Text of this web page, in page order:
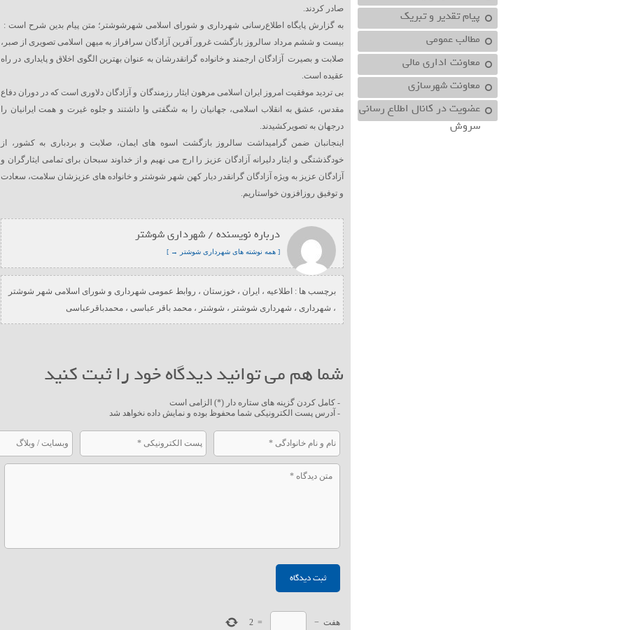
پیام تقدیر و تبریک
مطالب عمومی
معاونت اداري مالي
معاونت شهرسازي
عضویت در کانال اطلاع رسانی
سروش
صادر کردند.
به گزارش پایگاه اطلاع‌رسانی شهرداری و شورای اسلامی شهرشوشتر؛ متن پیام بدین شرح است :
بیست و ششم مرداد سالروز بازگشت غرور آفرین آزادگان سرافراز به میهن اسلامی تصویری از صبر،
صلابت و بصیرت آزادگان ارجمند و خانواده گرانقدرشان به عنوان بهترین الگوی اخلاق و پایداری در راه
عقیده است.
بی تردید موفقیت امروز ایران اسلامی مرهون ایثار رزمندگان و آزادگان دلاوری است که در دوران دفاع
مقدس، عشق به انقلاب اسلامی، جهانیان را به شگفتی وا داشتند و جلوه غیرت و همت ایرانیان را
درجهان به تصویرکشیدند.
اینجانبان ضمن گرامیداشت سالروز بازگشت اسوه های ایمان، صلابت و بردباری به کشور، از
خودگذشتگی و ایثار دلیرانه آزادگان عزیز را ارج می نهیم و از خداوند سبحان برای تمامی ایثارگران و
آزادگان عزیز به ویژه آزادگان گرانقدر دیار کهن شهر شوشتر و خانواده های عزیزشان سلامت، سعادت
و توفیق روزافزون خواستاریم.
درباره نویسنده / شهرداری شوشتر
[ همه نوشته های شهرداری شوشتر → ]
برچسب ها : اطلاعیه ، ایران ، خوزستان ، روابط عمومی شهرداری و شورای اسلامی شهر شوشتر
، شهرداری ، شهرداری شوشتر ، شوشتر ، محمد باقر عباسی ، محمدباقرعباسی
شما هم می توانید دیدگاه خود را ثبت کنید
- کامل کردن گزینه های ستاره دار (*) الزامی است
- آدرس پست الکترونیکی شما محفوظ بوده و نمایش داده نخواهد شد
هفت −
=
2